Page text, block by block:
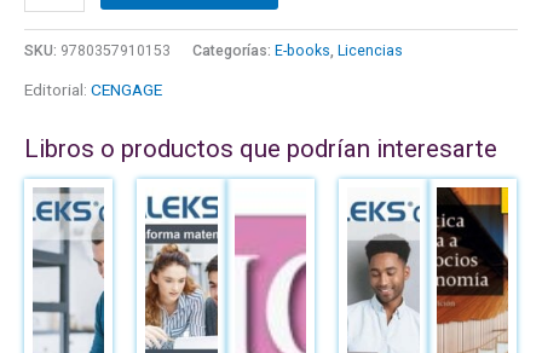
SKU: 9780357910153 Categorías: E-books, Licencias
Editorial: CENGAGE
Libros o productos que podrían interesarte